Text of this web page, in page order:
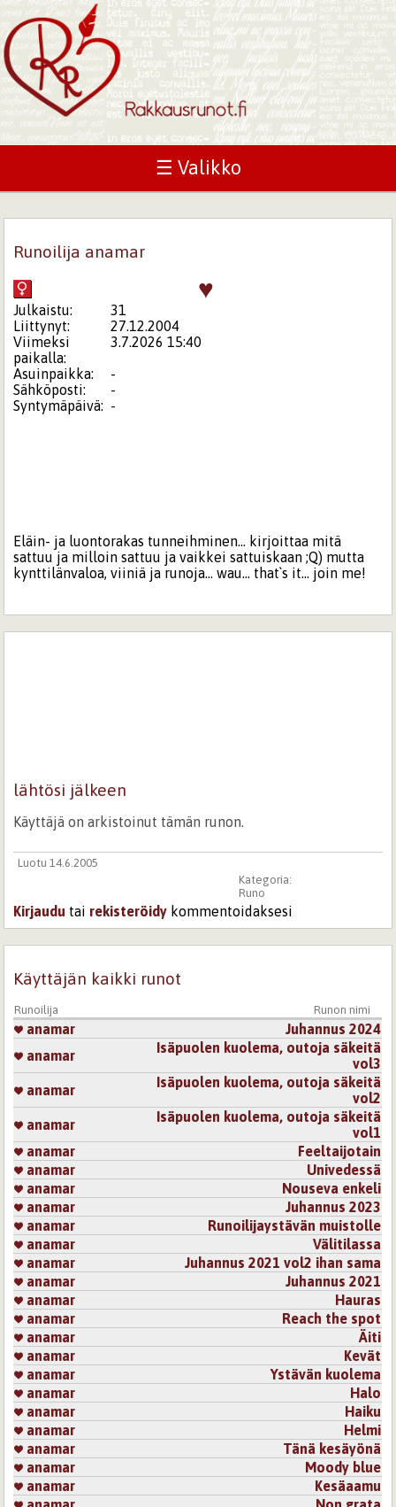
☰ Valikko
Runoilija anamar
♥
Julkaistu:
31
Liittynyt:
27.12.2004
Viimeksi
paikalla:
3.7.2026 15:40
Asuinpaikka:
-
Sähköposti:
-
Syntymäpäivä: -
Eläin- ja luontorakas tunneihminen... kirjoittaa mitä
sattuu ja milloin sattuu ja vaikkei sattuiskaan ;Q) mutta
kynttilänvaloa, viiniä ja runoja... wau... that`s it... join me!
lähtösi jälkeen
Käyttäjä on arkistoinut tämän runon.
Luotu 14.6.2005
Kategoria:
Runo
Kirjaudu tai rekisteröidy kommentoidaksesi
Käyttäjän kaikki runot
Runoilija Runon nimi
anamar
Juhannus 2024
anamar
Isäpuolen kuolema, outoja säkeitä
vol3
anamar
Isäpuolen kuolema, outoja säkeitä
vol2
anamar
Isäpuolen kuolema, outoja säkeitä
vol1
anamar
Feeltaijotain
anamar
Univedessä
anamar
Nouseva enkeli
anamar
Juhannus 2023
anamar
Runoilijaystävän muistolle
anamar
Välitilassa
anamar
Juhannus 2021 vol2 ihan sama
anamar
Juhannus 2021
anamar
Hauras
anamar
Reach the spot
anamar
Äiti
anamar
Kevät
anamar
Ystävän kuolema
anamar
Halo
anamar
Haiku
anamar
Helmi
anamar
Tänä kesäyönä
anamar
Moody blue
anamar
Kesäaamu